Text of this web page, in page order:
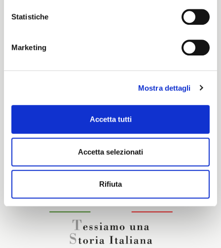
Statistiche
Marketing
Mostra dettagli
Accetta tutti
Accetta selezionati
Rifiuta
Certification characteristics
Are you interested in this fabric?
CONTACT OUR FINANCIAL ADVISOR